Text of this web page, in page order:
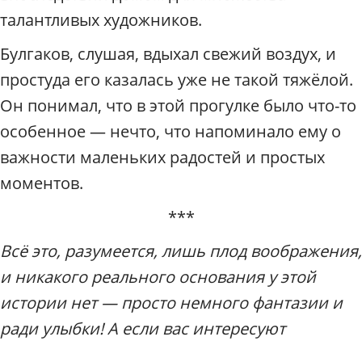
талантливых художников.
Булгаков, слушая, вдыхал свежий воздух, и
простуда его казалась уже не такой тяжёлой.
Он понимал, что в этой прогулке было что-то
особенное — нечто, что напоминало ему о
важности маленьких радостей и простых
моментов.
***
Всё это, разумеется, лишь плод воображения,
и никакого реального основания у этой
истории нет — просто немного фантазии и
ради улыбки! А если вас интересуют